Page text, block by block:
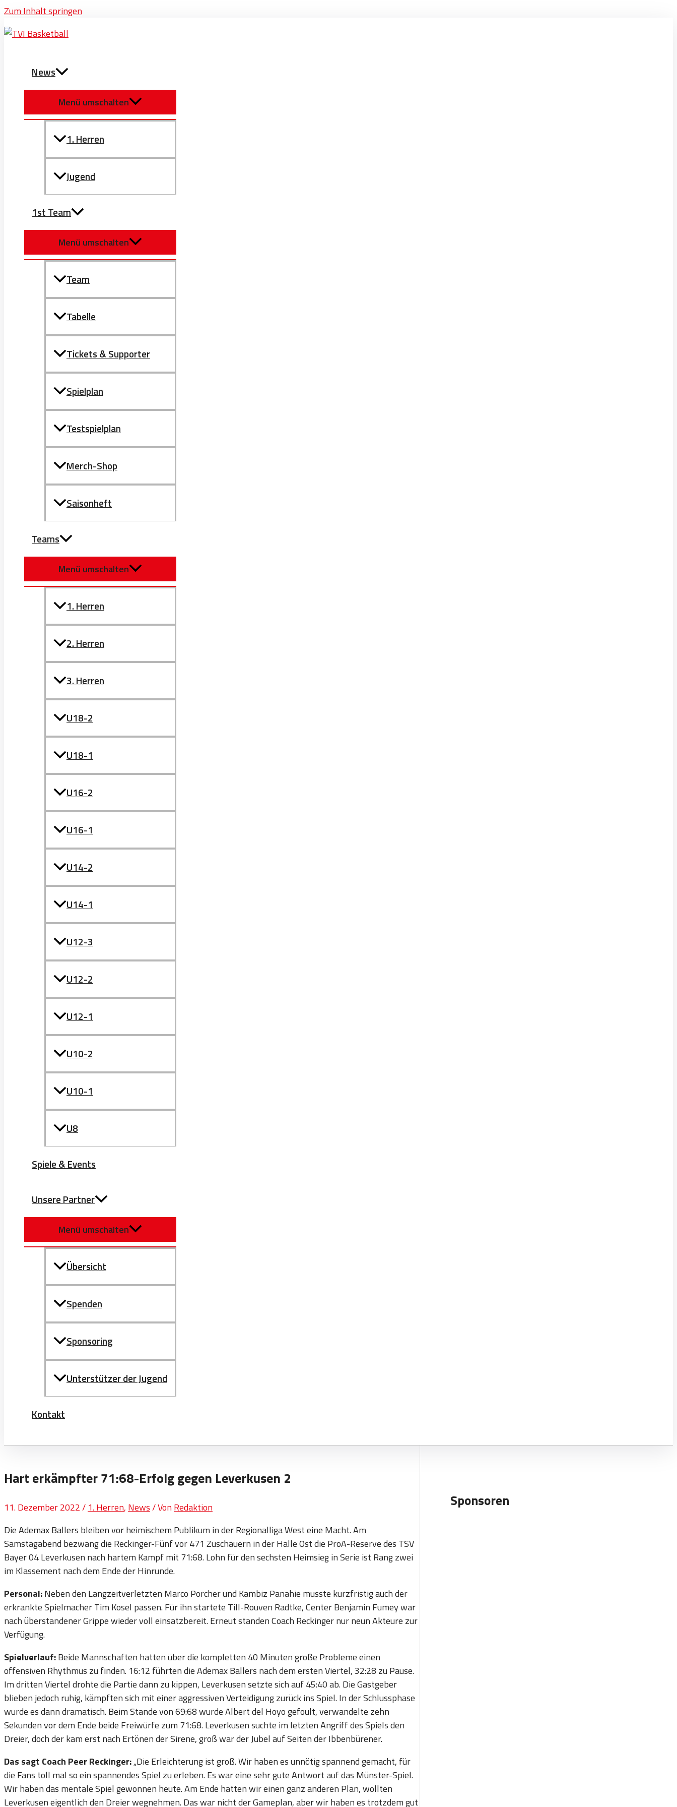
Zum Inhalt springen
News
Menü umschalten
1. Herren
Jugend
1st Team
Menü umschalten
Team
Tabelle
Tickets & Supporter
Spielplan
Testspielplan
Merch-Shop
Saisonheft
Teams
Menü umschalten
1. Herren
2. Herren
3. Herren
U18-2
U18-1
U16-2
U16-1
U14-2
U14-1
U12-3
U12-2
U12-1
U10-2
U10-1
U8
Spiele & Events
Unsere Partner
Menü umschalten
Übersicht
Spenden
Sponsoring
Unterstützer der Jugend
Kontakt
Hart erkämpfter 71:68-Erfolg gegen Leverkusen 2
11. Dezember 2022/ 1. Herren, News/ VonRedaktion
Die Ademax Ballers bleiben vor heimischem Publikum in der Regionalliga West eine Macht. Am
Samstagabend bezwang die Reckinger-Fünf vor 471 Zuschauern in der Halle Ost die ProA-Reserve des TSV
Bayer 04 Leverkusen nach hartem Kampf mit 71:68. Lohn für den sechsten Heimsieg in Serie ist Rang zwei
im Klassement nach dem Ende der Hinrunde.
Personal:Neben den Langzeitverletzten Marco Porcher und Kambiz Panahie musste kurzfristig auch der
erkrankte Spielmacher Tim Kosel passen. Für ihn startete Till-Rouven Radtke, Center Benjamin Fumey war
nach überstandener Grippe wieder voll einsatzbereit. Erneut standen Coach Reckinger nur neun Akteure zur
Verfügung.
Spielverlauf:Beide Mannschaften hatten über die kompletten 40 Minuten große Probleme einen
offensiven Rhythmus zu finden. 16:12 führten die Ademax Ballers nach dem ersten Viertel, 32:28 zu Pause.
Im dritten Viertel drohte die Partie dann zu kippen, Leverkusen setzte sich auf 45:40 ab. Die Gastgeber
blieben jedoch ruhig, kämpften sich mit einer aggressiven Verteidigung zurück ins Spiel. In der Schlussphase
wurde es dann dramatisch. Beim Stande von 69:68 wurde Albert del Hoyo gefoult, verwandelte zehn
Sekunden vor dem Ende beide Freiwürfe zum 71:68. Leverkusen suchte im letzten Angriff des Spiels den
Dreier, doch der kam erst nach Ertönen der Sirene, groß war der Jubel auf Seiten der Ibbenbürener.
Das sagt Coach Peer Reckinger:„Die Erleichterung ist groß. Wir haben es unnötig spannend gemacht, für
die Fans toll mal so ein spannendes Spiel zu erleben. Es war eine sehr gute Antwort auf das Münster-Spiel.
Wir haben das mentale Spiel gewonnen heute. Am Ende hatten wir einen ganz anderen Plan, wollten
Leverkusen eigentlich den Dreier wegnehmen. Das war nicht der Gameplan, aber wir haben es trotzdem gut
Sponsoren